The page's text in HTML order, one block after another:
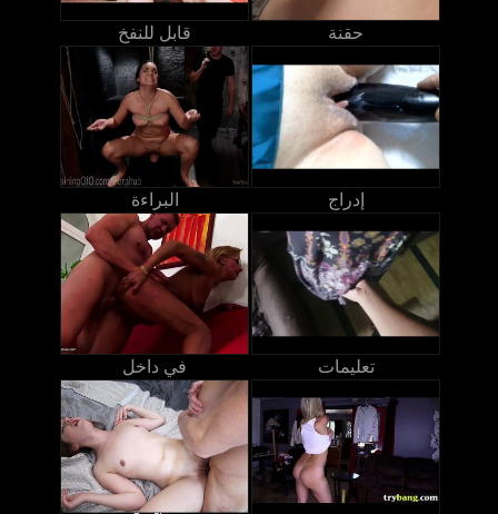
قابل للنفخ حقنة
البراءة إدراج
في داخل تعليمات